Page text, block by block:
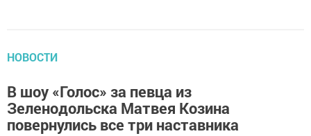
НОВОСТИ
В шоу «Голос» за певца из
Зеленодольска Матвея Козина
повернулись все три наставника